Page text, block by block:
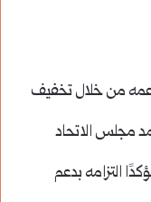
دعمه من خلال تخفيف
في 23 يونيو 2025، اعتمد مجلس الاتحاد
التزامه بدعم